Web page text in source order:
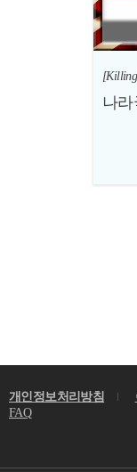
나
개인정보처리방침
FAQ